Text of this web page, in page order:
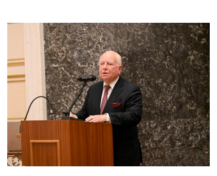
Afbeelding